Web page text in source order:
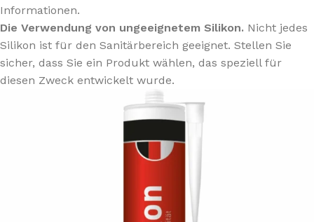
Informationen.
Die Verwendung von ungeeignetem Silikon. Nicht jedes
Silikon ist für den Sanitärbereich geeignet. Stellen Sie
sicher, dass Sie ein Produkt wählen, das speziell für
diesen Zweck entwickelt wurde.